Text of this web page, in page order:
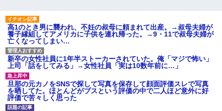
高1のとき男に襲われ、不妊の叔母に頼まれて出産。→叔母夫婦が
養子縁組してアメリカに子供を連れ帰った。→9・11で叔母夫婦が
亡くなってしまい…
新卒の女性社員に1年半ストーカーされていた。俺「マジで怖い」
上司「話をしてみる」→女性社員「実は10数年前に…」
旦那の元カノをSNSで探して写真を保存して顔面評価スレで写真
を晒してた。ほとんどがブスという評価の中で二人ほど意外に好
評価で苦々しく思った